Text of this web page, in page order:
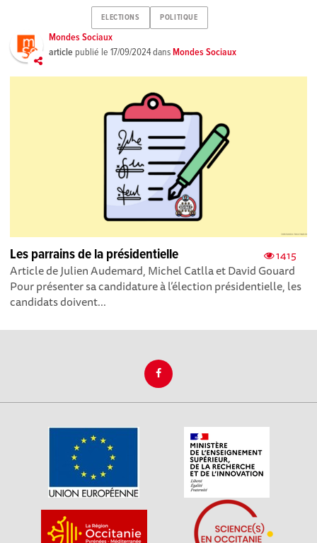
ELECTIONS POLITIQUE
Mondes Sociaux
article publié le17/09/2024dansMondes Sociaux
1415
Les parrains de la présidentielle
Article de Julien Audemard, Michel Catlla et David Gouard
Pour présenter sa candidature à l’élection présidentielle, les
candidats doivent...